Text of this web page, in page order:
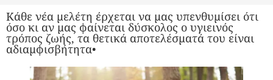
Κάθε νέα μελέτη έρχεται να μας υπενθυμίσει ότι
όσο κι αν μας φαίνεται δύσκολος ο υγιεινός
τρόπος ζωής, τα θετικά αποτελέσματά του είναι
αδιαμφισβήτητα•